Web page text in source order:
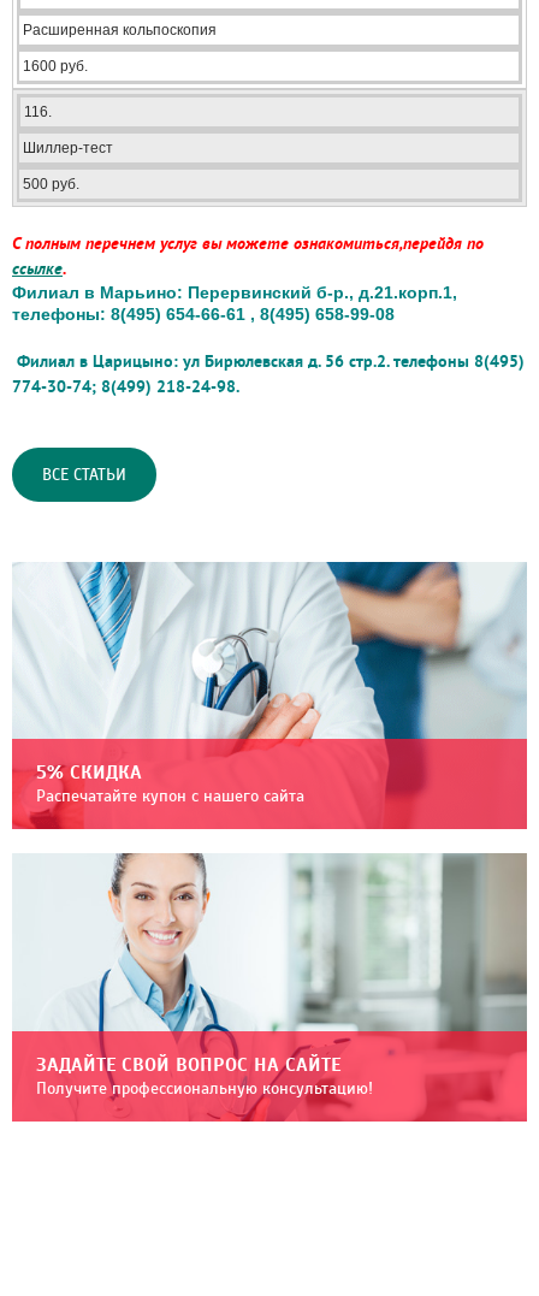
Расширенная кольпоскопия
1600 руб.
116.
Шиллер-тест
500 руб.
С полным перечнем услуг вы можете ознакомиться,перейдя по
ссылке.
Филиал в Марьино: Перервинский б-р., д.21.корп.1,
телефоны: 8(495) 654-66-61 , 8(495) 658-99-08
Филиал в Царицыно: ул Бирюлевская д. 56 стр.2. телефоны 8(495)
774-30-74; 8(499) 218-24-98.
ВСЕ СТАТЬИ
5% СКИДКА
Распечатайте купон с нашего сайта
ЗАДАЙТЕ СВОЙ ВОПРОС НА САЙТЕ
Получите профессиональную консультацию!